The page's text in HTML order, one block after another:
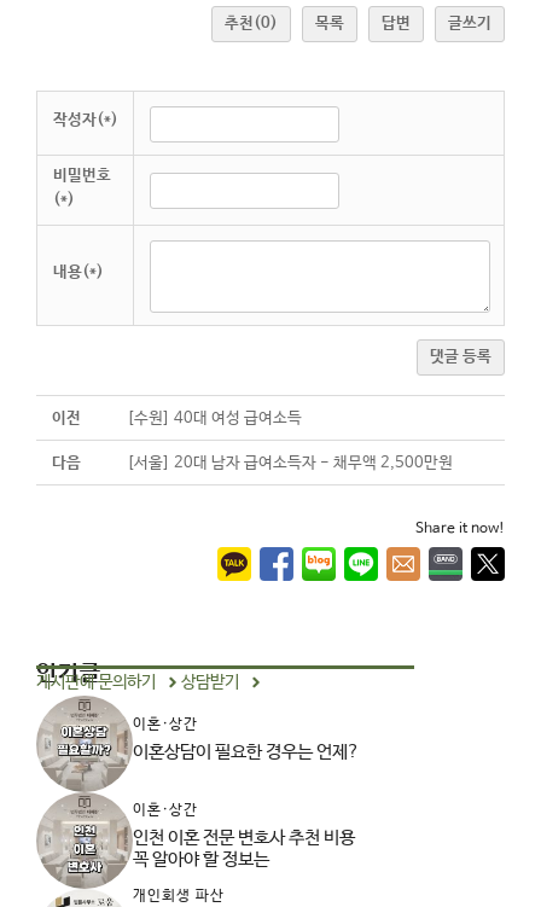
추천 (0) 목록 답변 글쓰기
작성자(*)
비밀번호
(*)
내용(*)
댓글 등록
이전 [수원] 40대 여성 급여소득
다음 [서울] 20대 남자 급여소득자 - 채무액 2,500만원
Share it now!
인기글
게시판에 문의하기 상담받기
이혼·상간
이혼상담이 필요한 경우는 언제?
이혼·상간
인천 이혼 전문 변호사 추천 비용
꼭 알아야 할 정보는
개인회생 파산